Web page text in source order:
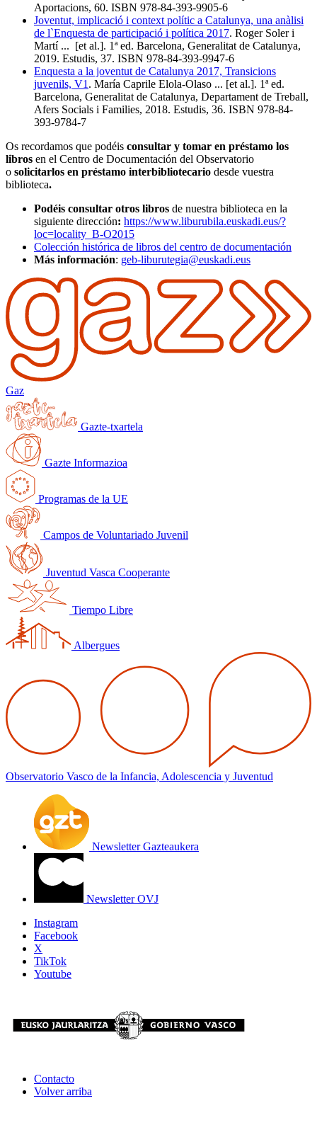
Aportacions, 60. ISBN 978-84-393-9905-6
Joventut, implicació i context polític a Catalunya, una anàlisi
de l`Enquesta de participació i política 2017. Roger Soler i
Martí ... [et al.]. 1ª ed. Barcelona, Generalitat de Catalunya,
2019. Estudis, 37. ISBN 978-84-393-9947-6
Enquesta a la joventut de Catalunya 2017, Transicions
juvenils, V1. María Caprile Elola-Olaso ... [et al.]. 1ª ed.
Barcelona, Generalitat de Catalunya, Departament de Treball,
Afers Socials i Families, 2018. Estudis, 36. ISBN 978-84-
393-9784-7
Os recordamos que podéis consultar y tomar en préstamo los
libros en el Centro de Documentación del Observatorio
o solicitarlos en préstamo interbibliotecario desde vuestra
biblioteca.
Podéis consultar otros libros de nuestra biblioteca en la
siguiente dirección: https://www.liburubila.euskadi.eus/?
loc=locality_B-O2015
Colección histórica de libros del centro de documentación
Más información: geb-liburutegia@euskadi.eus
Gaz
Gazte-txartela
Gazte Informazioa
Programas de la UE
Campos de Voluntariado Juvenil
Juventud Vasca Cooperante
Tiempo Libre
Albergues
Observatorio Vasco de la Infancia, Adolescencia y Juventud
Newsletter Gazteaukera
Newsletter OVJ
Instagram
Facebook
X
TikTok
Youtube
Contacto
Volver arriba